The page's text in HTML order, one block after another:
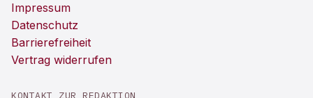
Impressum
Datenschutz
Barrierefreiheit
Vertrag widerrufen
KONTAKT ZUR REDAKTION